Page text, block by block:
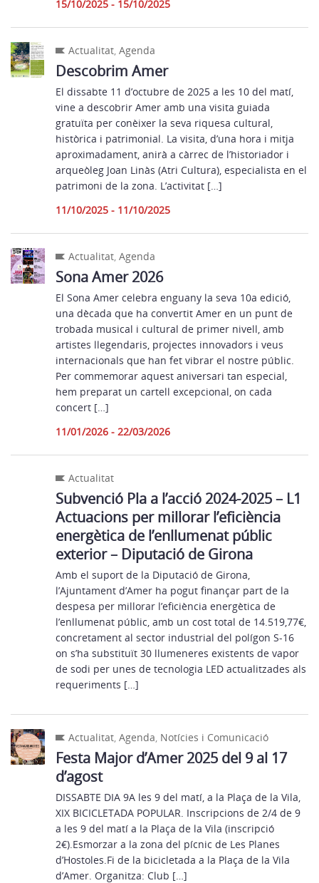
15/10/2025 - 15/10/2025
Actualitat,Agenda
Descobrim Amer
El dissabte 11 d’octubre de 2025 a les 10 del matí,
vine a descobrir Amer amb una visita guiada
gratuïta per conèixer la seva riquesa cultural,
històrica i patrimonial. La visita, d’una hora i mitja
aproximadament, anirà a càrrec de l’historiador i
arqueòleg Joan Linàs (Atri Cultura), especialista en el
patrimoni de la zona. L’activitat […]
11/10/2025 - 11/10/2025
Actualitat,Agenda
Sona Amer 2026
El Sona Amer celebra enguany la seva 10a edició,
una dècada que ha convertit Amer en un punt de
trobada musical i cultural de primer nivell, amb
artistes llegendaris, projectes innovadors i veus
internacionals que han fet vibrar el nostre públic.
Per commemorar aquest aniversari tan especial,
hem preparat un cartell excepcional, on cada
concert […]
11/01/2026 - 22/03/2026
Actualitat
Subvenció Pla a l’acció 2024-2025 – L1
Actuacions per millorar l’eficiència
energètica de l’enllumenat públic
exterior – Diputació de Girona
Amb el suport de la Diputació de Girona,
l’Ajuntament d’Amer ha pogut finançar part de la
despesa per millorar l’eficiència energètica de
l’enllumenat públic, amb un cost total de 14.519,77€,
concretament al sector industrial del polígon S-16
on s’ha substituït 30 llumeneres existents de vapor
de sodi per unes de tecnologia LED actualitzades als
requeriments […]
Actualitat,Agenda, Notícies i Comunicació
Festa Major d’Amer 2025 del 9 al 17
d’agost
DISSABTE DIA 9A les 9 del matí, a la Plaça de la Vila,
XIX BICICLETADA POPULAR. Inscripcions de 2/4 de 9
a les 9 del matí a la Plaça de la Vila (inscripció
2€).Esmorzar a la zona del pícnic de Les Planes
d’Hostoles.Fi de la bicicletada a la Plaça de la Vila
d’Amer. Organitza: Club […]